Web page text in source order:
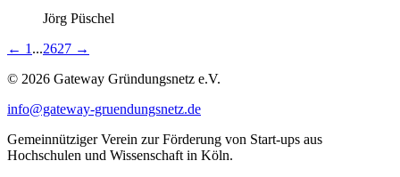
Jörg Püschel
← 1...2627 →
© 2026 Gateway Gründungsnetz e.V.
info@gateway-gruendungsnetz.de
Gemeinnütziger Verein zur Förderung von Start-ups aus
Hochschulen und Wissenschaft in Köln.